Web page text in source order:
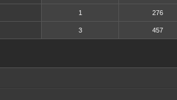
1 276
3 457